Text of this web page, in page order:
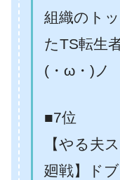
組織のト
たTS転生
(・ω・)ノ
■7位
【やる夫
廻戦】ド